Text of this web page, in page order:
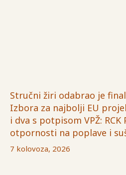
Stručni žiri odabrao je
Izbora za najbolji EU
i dva s potpisom VPŽ:
otpornosti na poplave i
7 kolovoza, 2026